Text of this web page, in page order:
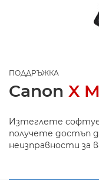
ПОДДРЪЖКА
Canon X
Изтеглете
получете достъп
неизправности за